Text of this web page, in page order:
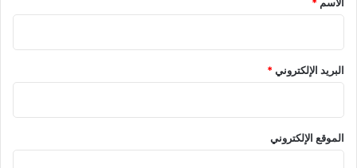
الاسم *
البريد الإلكتروني*
الموقع الإلكتروني